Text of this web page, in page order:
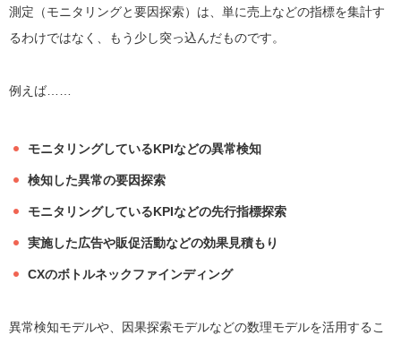
測定（モニタリングと要因探索）は、単に売上などの指標を集計す
るわけではなく、もう少し突っ込んだものです。
例えば……
モニタリングしているKPIなどの異常検知
検知した異常の要因探索
モニタリングしているKPIなどの先行指標探索
実施した広告や販促活動などの効果見積もり
CXのボトルネックファインディング
異常検知モデルや、因果探索モデルなどの数理モデルを活用するこ